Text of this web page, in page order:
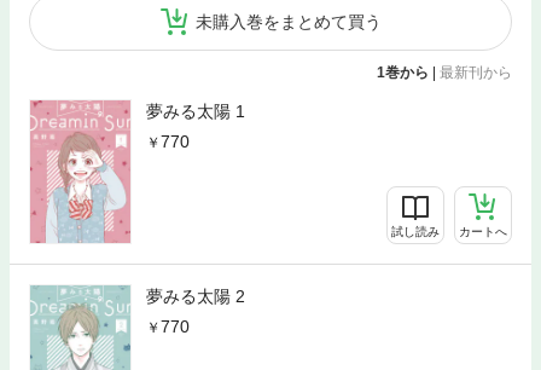
未購入巻をまとめて買う
1巻から | 最新刊から
夢みる太陽 1
770
試し読み カートへ
夢みる太陽 2
770